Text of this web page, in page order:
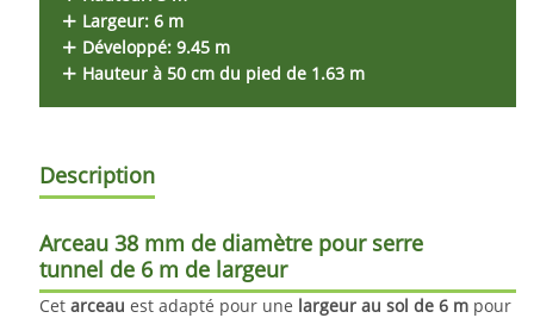
Largeur: 6 m
Développé: 9.45 m
Hauteur à 50 cm du pied de 1.63 m
Description
Arceau 38 mm de diamètre pour serre
tunnel de 6 m de largeur
Cet arceau est adapté pour une largeur au sol de 6 m pour